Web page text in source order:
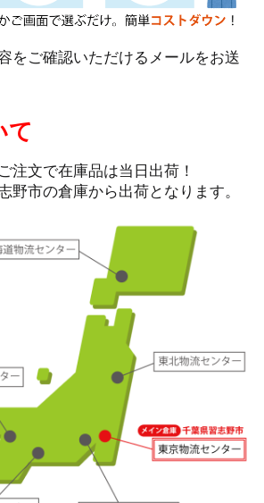
をご確認いただけるメールをお送
て
注文で在庫品は当日出荷！
野市の倉庫から出荷となります。